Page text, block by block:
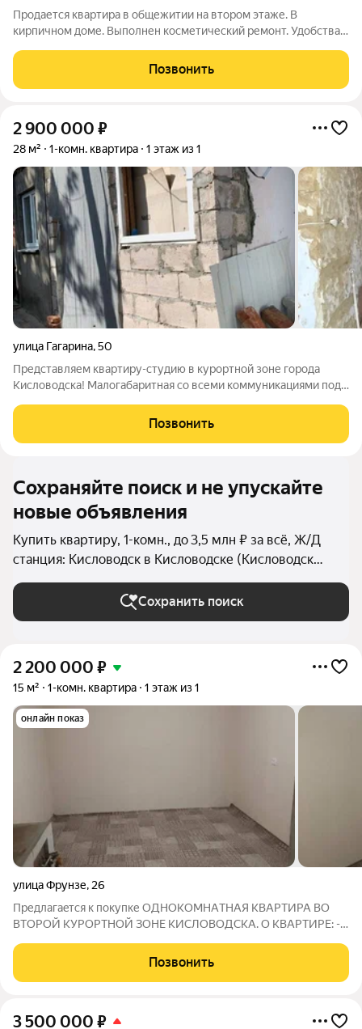
Продается квартира в общежитии на втором этаже. В
кирпичном доме. Выполнен косметический ремонт. Удобства
общественного транспорта все в шаговой доступности.
Звоните, все расскажем и покажем
Позвонить
2 900 000 ₽
28 м² 1-комн. квартира 1 этаж из 1
улица Гагарина,50
Представляем квартиру-студию в курортной зоне города
Кисловодска! Малогабаритная со всеми коммуникациями под
расположена рядом с парком, отлично подойдет под сдачу.
Код объекта 6487
Позвонить
Сохраняйте поиск и не упускайте
новые объявления
Купить квартиру, 1-комн., до 3,5 млн ₽ за всё, Ж/Д
станция: Кисловодск в Кисловодске (Кисловодск
(городской округ))
Сохранить поиск
2 200 000 ₽
15 м² 1-комн. квартира 1 этаж из 1
онлайн показ
улица Фрунзе, 26
Пpедлагaeтся к покупке ОДНОКOМHАTНAЯ KВАPТИPA ВО
ВТОРОЙ КУРОРТНОЙ ЗОНЕ КИСЛОВОДСКА. O КВАРТИРЕ: -
на несколько квартир, вход отдельный; - к квартире прилегает
мансардное большое помещение,
Позвонить
3 500 000 ₽